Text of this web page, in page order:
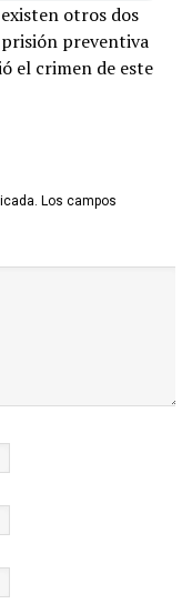
otros dos
preventiva
el crimen de este
Los campos